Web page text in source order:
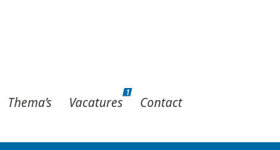
Thema’s Vacatures
1
Contact